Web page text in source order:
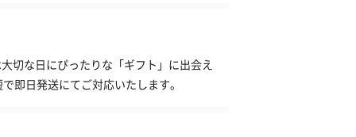
切な日にぴったりな「ギフト」に出会え
即日発送にてご対応いたします。